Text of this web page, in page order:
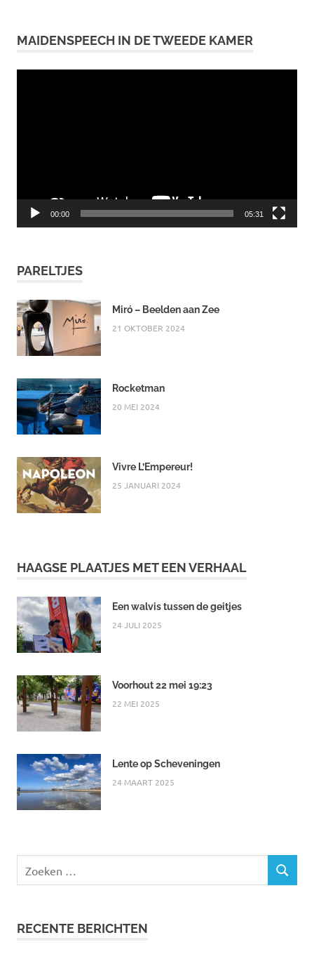
MAIDENSPEECH IN DE TWEEDE KAMER
00:00 05:31
PARELTJES
Miró – Beelden aan Zee
21 OKTOBER 2024
Rocketman
20 MEI 2024
Vivre L’Empereur!
25 JANUARI 2024
HAAGSE PLAATJES MET EEN VERHAAL
Een walvis tussen de geitjes
24 JULI 2025
Voorhout 22 mei 19:23
22 MEI 2025
Lente op Scheveningen
24 MAART 2025
naar:
ZOEKEN
RECENTE BERICHTEN